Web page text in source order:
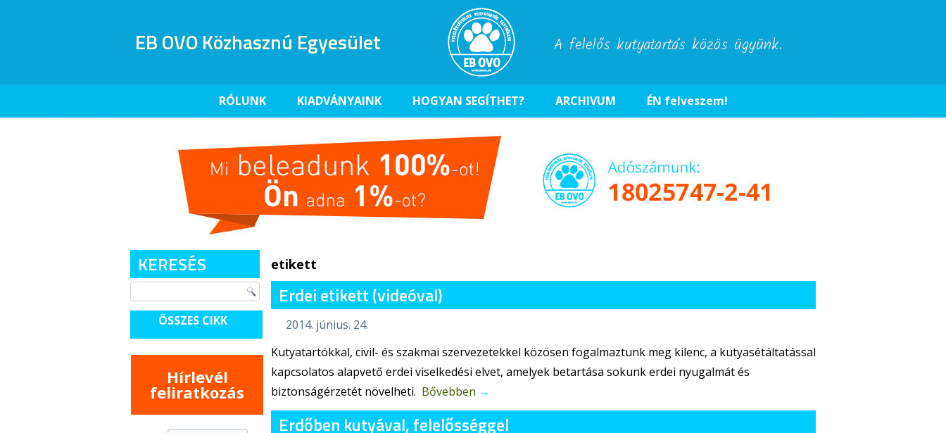
EB OVO Közhasznú Egyesület A felelős kutyatartás közös ügyünk.
RÓLUNK KIADVÁNYAINK HOGYAN SEGÍTHET? ARCHIVUM ÉN felveszem!
KERESÉS
ÖSSZES CIKK
Hírlevél
feliratkozás
etikett
Erdei etikett (videóval)
2014. június. 24.
Kutyatartókkal, civil- és szakmai szervezetekkel közösen fogalmaztunk meg kilenc, a kutyasétáltatással
kapcsolatos alapvető erdei viselkedési elvet, amelyek betartása sokunk erdei nyugalmát és
biztonságérzetét növelheti. Bővebben →
Erdőben kutyával, felelősséggel